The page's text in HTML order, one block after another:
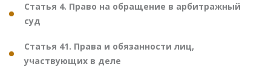
Статья 4. Право на обращение в арбитражный
суд
Статья 41. Права и обязанности лиц,
участвующих в деле